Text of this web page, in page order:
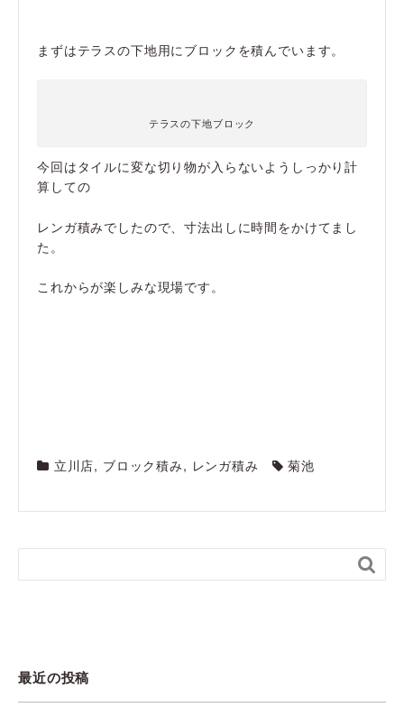
まずはテラスの下地用にブロックを積んでいます。
テラスの下地ブロック
今回はタイルに変な切り物が入らないようしっかり計
算しての
レンガ積みでしたので、寸法出しに時間をかけてまし
た。
これからが楽しみな現場です。
立川店, ブロック積み, レンガ積み 菊池

最近の投稿